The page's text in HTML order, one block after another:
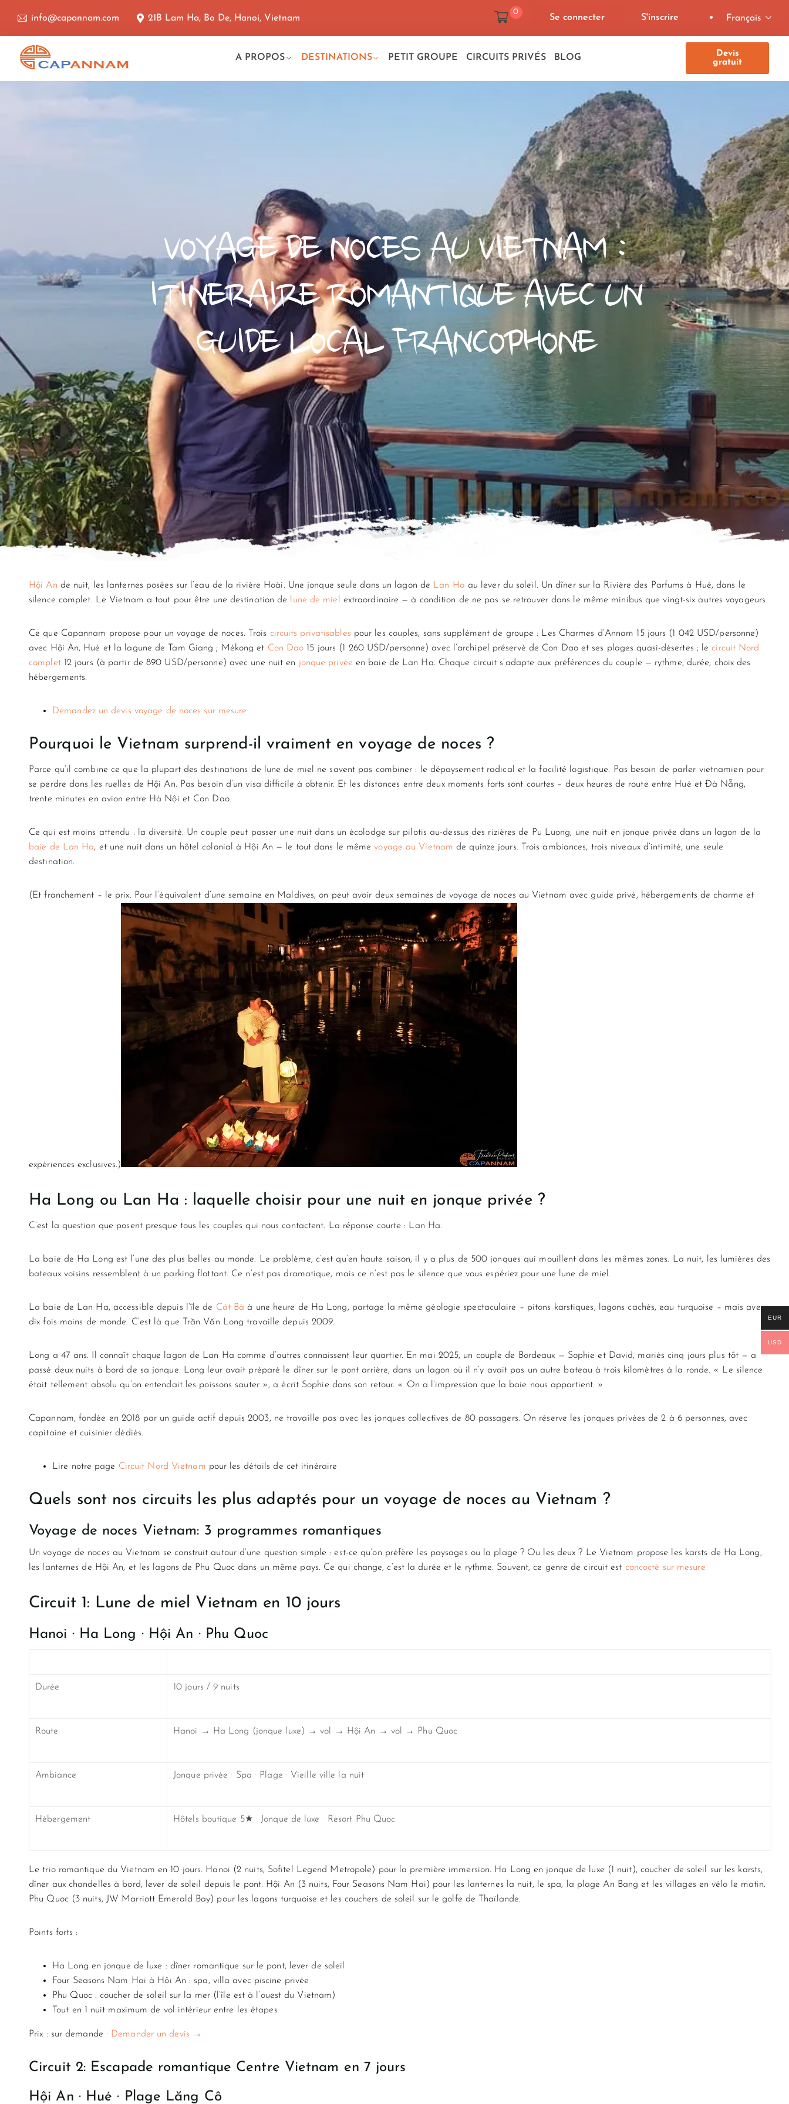
info@capannam.com 21B Lam Ha, Bo De, Hanoi, Vietnam
0
Se connecter S'inscrire Français
A PROPOS DESTINATIONS PETIT GROUPE CIRCUITS PRIVÉS BLOG
Devis
gratuit
VOYAGE DE NOCESAU VIETNAM :
ITINERAIRE ROMANTIQUE AVEC UN
GUIDE LOCAL FRANCOPHONE
Hội An de nuit, les lanternes posées sur l’eau de la rivière Hoài. Une jonque seule dans un lagon de Lan Ha au lever du soleil. Un dîner sur la Rivière des Parfums à Hué, dans le
silence complet. Le Vietnam a tout pour être une destination de
lune de miel extraordinaire — à condition de ne pas se retrouver dans le même minibus que vingt-six autres voyageurs.
Ce que Capannam propose pour un voyage de noces. Trois circuits privatisables pour les couples, sans supplément de groupe : Les Charmes d’Annam 15 jours (1 042 USD/personne)
avec Hội An, Hué et la lagune de Tam Giang ; Mékong et Con Dao 15 jours (1 260 USD/personne) avec l’archipel préservé de Con Dao et ses plages quasi-désertes ; lecircuit Nord
complet12 jours (à partir de 890 USD/personne) avec une nuit en jonque privée en baie de Lan Ha. Chaque circuit s’adapte aux préférences du couple — rythme, durée, choix des
hébergements.
Demandez un devis voyage de noces sur mesure
Pourquoi le Vietnam surprend-il vraiment en voyage de noces ?
Parce qu’il combine ce que la plupart des destinations de lune de miel ne savent pas combiner : le dépaysement radical et la facilité logistique. Pas besoin de parler vietnamien pour
se perdre dans les ruelles de Hội An. Pas besoin d’un visa difficile à obtenir. Et les distances entre deux moments forts sont courtes – deux heures de route entre Hué et Đà Nẵng,
trente minutes en avion entre Hà Nội et Con Dao.
Ce qui est moins attendu : la diversité. Un couple peut passer une nuit dans un écolodge sur pilotis au-dessus des rizières de Pu Luong, une nuit en jonque privée dans un lagon de la
baie de Lan Ha, et une nuit dans un hôtel colonial à Hội An — le tout dans le mêmevoyage au Vietnam de quinze jours. Trois ambiances, trois niveaux d’intimité, une seule
destination.
(Et franchement – le prix. Pour l’équivalent d’une semaine en Maldives, on peut avoir deux semaines de voyage de noces au Vietnam avec guide privé, hébergements de charme et
expériences exclusives.)
Ha Long ou Lan Ha : laquelle choisir pour une nuit en jonque privée ?
C’est la question que posent presque tous les couples qui nous contactent. La réponse courte : Lan Ha.
La baie de Ha Long est l’une des plus belles au monde. Le problème, c’est qu’en haute saison, il y a plus de 500 jonques qui mouillent dans les mêmes zones. La nuit, les lumières des
bateaux voisins ressemblent à un parking flottant. Ce n’est pas dramatique, mais ce n’est pas le silence que vous espériez pour une lune de miel.
La baie de Lan Ha, accessible depuis l’île de Cát Bà à une heure de Ha Long, partage la même géologie spectaculaire – pitons karstiques, lagons cachés, eau turquoise – mais avec
dix fois moins de monde. C’est là que Trần Văn Long travaille depuis 2009.
Long a 47 ans. Il connaît chaque lagon de Lan Ha comme d’autres connaissent leur quartier. En mai 2025, un couple de Bordeaux — Sophie et David, mariés cinq jours plus tôt — a
passé deux nuits à bord de sa jonque. Long leur avait préparé le dîner sur le pont arrière, dans un lagon où il n’y avait pas un autre bateau à trois kilomètres à la ronde. « Le silence
était tellement absolu qu’on entendait les poissons sauter », a écrit Sophie dans son retour. « On a l’impression que la baie nous appartient. »
Capannam, fondée en 2018 par un guide actif depuis 2003, ne travaille pas avec les jonques collectives de 80 passagers. On réserve les jonques privées de 2 à 6 personnes, avec
capitaine et cuisinier dédiés.
Lire notre page Circuit Nord Vietnam pour les détails de cet itinéraire
Quels sont nos circuits les plus adaptés pour un voyage de noces au Vietnam ?
Voyage de noces Vietnam: 3 programmes romantiques
Un voyage de noces au Vietnam se construit autour d’une question simple : est-ce qu’on préfère les paysages ou la plage ? Ou les deux ? Le Vietnam propose les karsts de Ha Long,
les lanternes de Hội An, et les lagons de Phu Quoc dans un même pays. Ce qui change, c’est la durée et le rythme. Souvent, ce genre de circuit est concocté sur mesure
Circuit 1: Lune de miel Vietnam en 10 jours
Hanoi · Ha Long · Hội An · Phu Quoc
Durée 10 jours / 9 nuits
Route Hanoi → Ha Long (jonque luxe) → vol → Hội An → vol → Phu Quoc
Ambiance Jonque privée · Spa · Plage · Vieille ville la nuit
Hébergement Hôtels boutique 5★ · Jonque de luxe · Resort Phu Quoc
Le trio romantique du Vietnam en 10 jours. Hanoi (2 nuits, Sofitel Legend Metropole) pour la première immersion. Ha Long en jonque de luxe (1 nuit), coucher de soleil sur les karsts,
dîner aux chandelles à bord, lever de soleil depuis le pont. Hội An (3 nuits, Four Seasons Nam Hai) pour les lanternes la nuit, le spa, la plage An Bang et les villages en vélo le matin.
Phu Quoc (3 nuits, JW Marriott Emerald Bay) pour les lagons turquoise et les couchers de soleil sur le golfe de Thaïlande.
Points forts :
Ha Long en jonque de luxe : dîner romantique sur le pont, lever de soleil
Four Seasons Nam Hai à Hội An : spa, villa avec piscine privée
Phu Quoc : coucher de soleil sur la mer (l’île est à l’ouest du Vietnam)
Tout en 1 nuit maximum de vol intérieur entre les étapes
Prix : sur demande · Demander un devis →
Circuit 2: Escapade romantique Centre Vietnam en 7 jours
Hội An · Hué · Plage Lăng Cô
EUR
USD